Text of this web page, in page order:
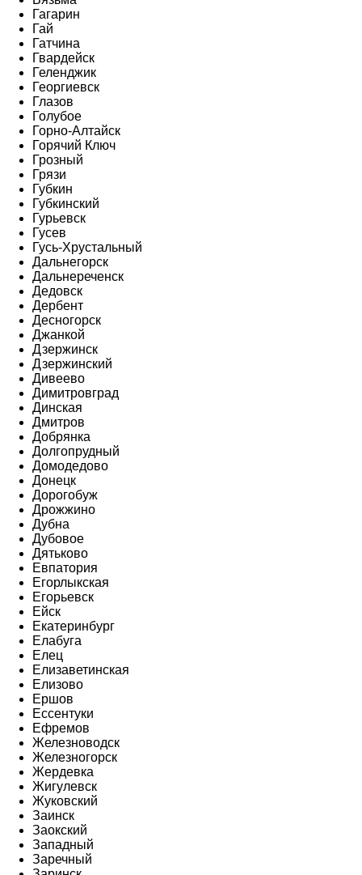
Гагарин
Гай
Гатчина
Гвардейск
Геленджик
Георгиевск
Глазов
Голубое
Горно-Алтайск
Горячий Ключ
Грозный
Грязи
Губкин
Губкинский
Гурьевск
Гусев
Гусь-Хрустальный
Дальнегорск
Дальнереченск
Дедовск
Дербент
Десногорск
Джанкой
Дзержинск
Дзержинский
Дивеево
Димитровград
Динская
Дмитров
Добрянка
Долгопрудный
Домодедово
Донецк
Дорогобуж
Дрожжино
Дубна
Дубовое
Дятьково
Евпатория
Егорлыкская
Егорьевск
Ейск
Екатеринбург
Елабуга
Елец
Елизаветинская
Елизово
Ершов
Ессентуки
Ефремов
Железноводск
Железногорск
Жердевка
Жигулевск
Жуковский
Заинск
Заокский
Западный
Заречный